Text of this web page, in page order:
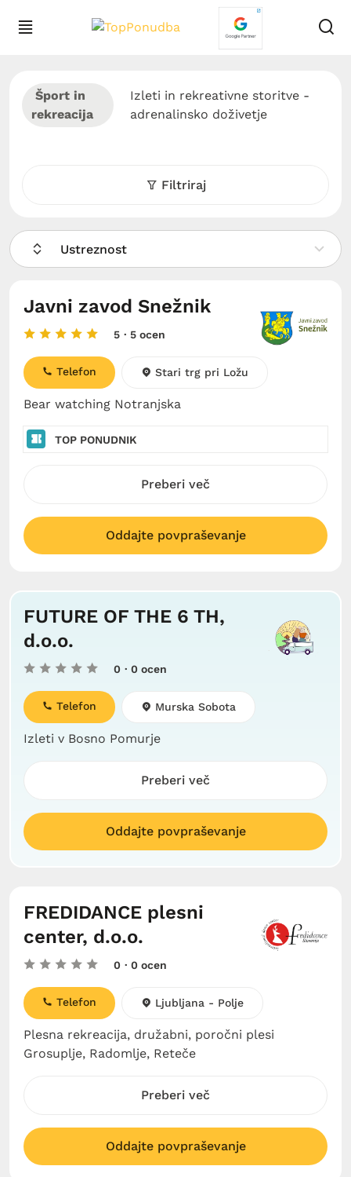
Šport in
rekreacija
Izleti in rekreativne storitve -
adrenalinsko doživetje
Filtriraj
Ustreznost
Javni zavod Snežnik
5 · 5 ocen
Bear watching Notranjska
Telefon Stari trg pri Ložu
TOP PONUDNIK
Preberi več
Oddajte povpraševanje
FUTURE OF THE 6 TH,
d.o.o.
0 · 0 ocen
Izleti v Bosno Pomurje
Telefon Murska Sobota
Preberi več
Oddajte povpraševanje
FREDIDANCE plesni
center, d.o.o.
0 · 0 ocen
Plesna rekreacija, družabni, poročni plesi
Grosuplje, Radomlje, Reteče
Telefon Ljubljana - Polje
Preberi več
Oddajte povpraševanje